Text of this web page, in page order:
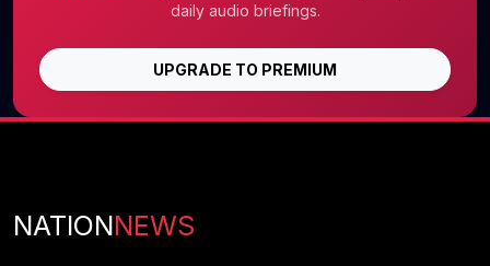
daily audio briefings.
UPGRADE TO PREMIUM
NATIONNEWS